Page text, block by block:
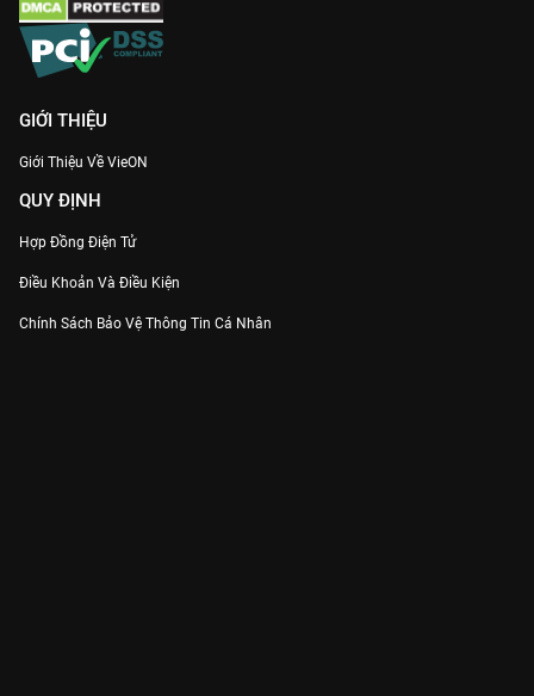
GIỚI THIỆU
Giới Thiệu Về VieON
QUY ĐỊNH
Hợp Đồng Điện Tử
Điều Khoản Và Điều Kiện
Chính Sách Bảo Vệ Thông Tin Cá Nhân